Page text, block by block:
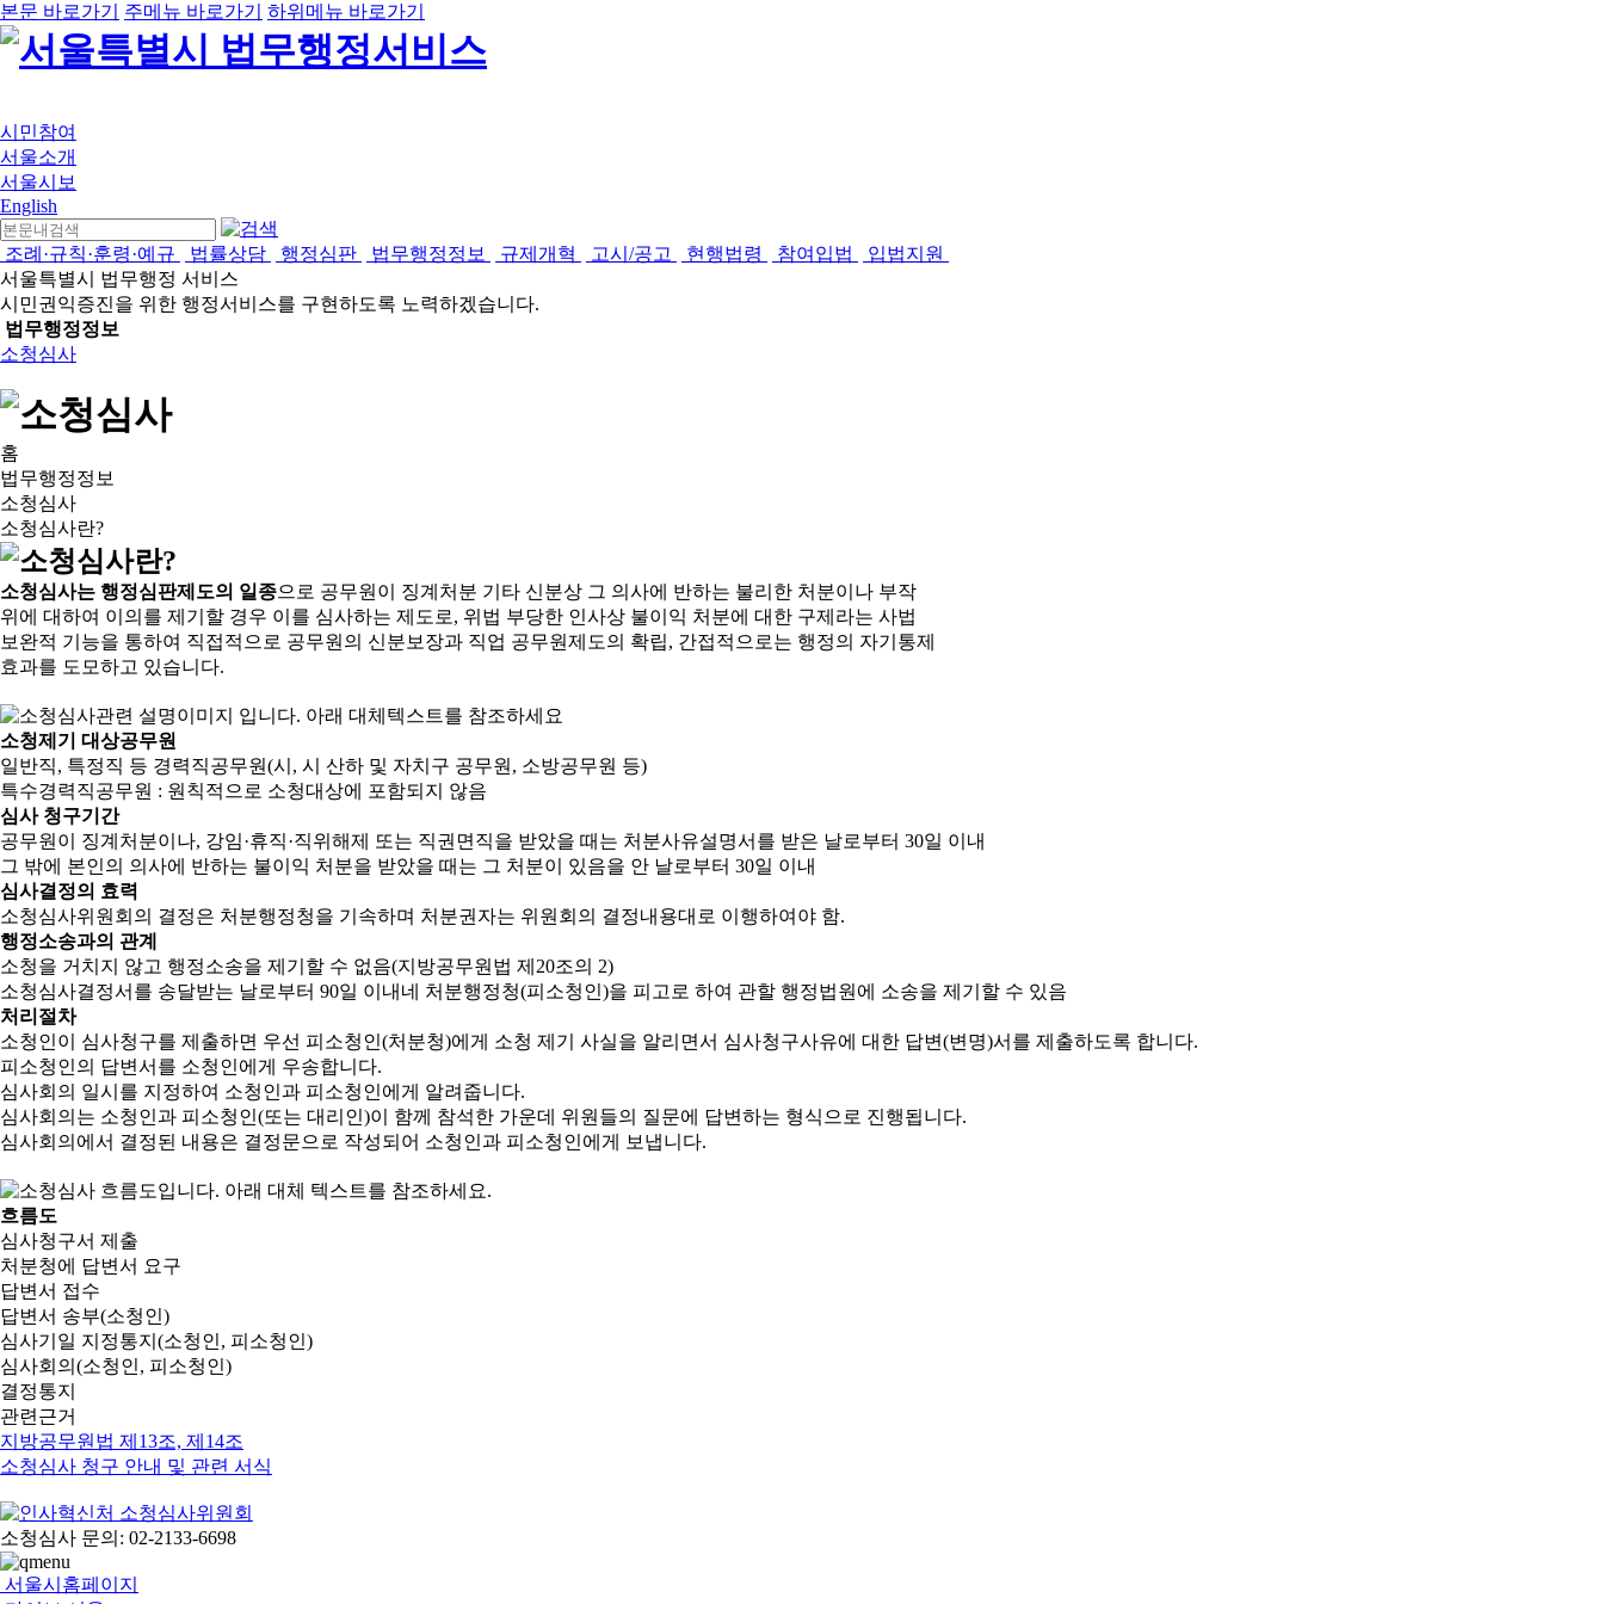
본문 바로가기 주메뉴 바로가기 하위메뉴 바로가기
시민참여
서울소개
서울시보
English
조례·규칙·훈령·예규 법률상담 행정심판 법무행정정보 규제개혁 고시/공고 현행법령 참여입법
입법지원
서울특별시 법무행정 서비스
시민권익증진을 위한 행정서비스를 구현하도록 노력하겠습니다.
법무행정정보
소청심사
홈
법무행정정보
소청심사
소청심사란?
소청심사는 행정심판제도의 일종으로 공무원이 징계처분 기타 신분상 그 의사에 반하는 불리한 처분이나 부작
위에 대하여 이의를 제기할 경우 이를 심사하는 제도로, 위법 부당한 인사상 불이익 처분에 대한 구제라는 사법
보완적 기능을 통하여 직접적으로 공무원의 신분보장과 직업 공무원제도의 확립, 간접적으로는 행정의 자기통제
효과를 도모하고 있습니다.
소청제기 대상공무원
일반직, 특정직 등 경력직공무원(시, 시 산하 및 자치구 공무원, 소방공무원 등)
특수경력직공무원 : 원칙적으로 소청대상에 포함되지 않음
심사 청구기간
공무원이 징계처분이나, 강임·휴직·직위해제 또는 직권면직을 받았을 때는 처분사유설명서를 받은 날로부터 30일 이내
그 밖에 본인의 의사에 반하는 불이익 처분을 받았을 때는 그 처분이 있음을 안 날로부터 30일 이내
심사결정의 효력
소청심사위원회의 결정은 처분행정청을 기속하며 처분권자는 위원회의 결정내용대로 이행하여야 함.
행정소송과의 관계
소청을 거치지 않고 행정소송을 제기할 수 없음(지방공무원법 제20조의 2)
소청심사결정서를 송달받는 날로부터 90일 이내네 처분행정청(피소청인)을 피고로 하여 관할 행정법원에 소송을 제기할 수 있음
처리절차
소청인이 심사청구를 제출하면 우선 피소청인(처분청)에게 소청 제기 사실을 알리면서 심사청구사유에 대한 답변(변명)서를 제출하도록 합니다.
피소청인의 답변서를 소청인에게 우송합니다.
심사회의 일시를 지정하여 소청인과 피소청인에게 알려줍니다.
심사회의는 소청인과 피소청인(또는 대리인)이 함께 참석한 가운데 위원들의 질문에 답변하는 형식으로 진행됩니다.
심사회의에서 결정된 내용은 결정문으로 작성되어 소청인과 피소청인에게 보냅니다.
흐름도
심사청구서 제출
처분청에 답변서 요구
답변서 접수
답변서 송부(소청인)
심사기일 지정통지(소청인, 피소청인)
심사회의(소청인, 피소청인)
결정통지
관련근거
지방공무원법 제13조, 제14조
소청심사 청구 안내 및 관련 서식
소청심사 문의: 02-2133-6698
서울시홈페이지